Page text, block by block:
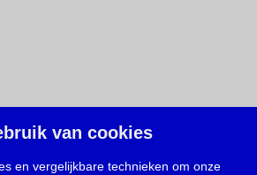
van cookies
en vergelijkbare technieken om onze